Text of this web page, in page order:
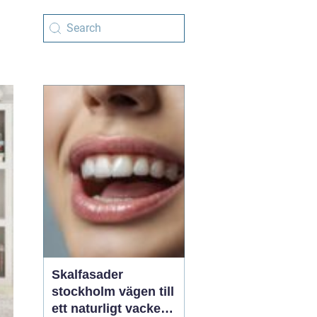
Skalfasader
stockholm vägen till
ett naturligt vackert